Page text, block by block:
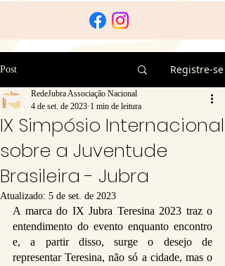
Post Registre-se
IX Simpósio Internacional
sobre a Juventude
Brasileira - Jubra
RedeJubra Associação Nacional
4 de set. de 2023 1 min de leitura
Atualizado: 5 de set. de 2023
A marca do IX Jubra Teresina 2023 traz o
entendimento do evento enquanto encontro
e, a partir disso, surge o desejo de
representar Teresina, não só a cidade, mas o